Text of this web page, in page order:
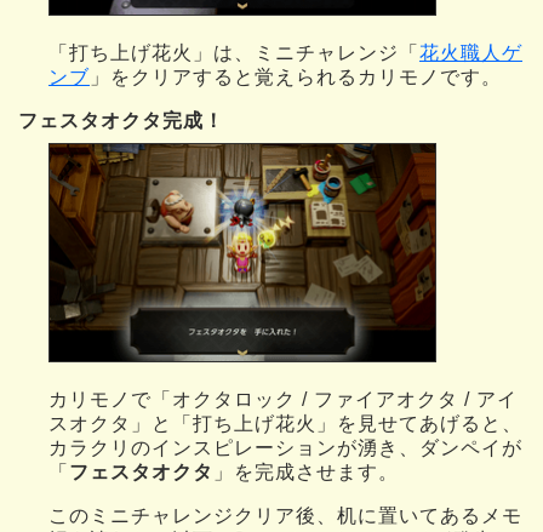
「打ち上げ花火」は、ミニチャレンジ「 花火職人ゲ
ンブ 」をクリアすると覚えられるカリモノです。
フェスタオクタ完成！
カリモノで「オクタロック / ファイアオクタ / アイ
スオクタ」と「打ち上げ花火」を見せてあげると、
カラクリのインスピレーションが湧き、ダンペイが
「 フェスタオクタ 」を完成させます。
このミニチャレンジクリア後、机に置いてあるメモ